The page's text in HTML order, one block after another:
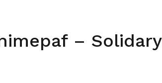
– Solidary